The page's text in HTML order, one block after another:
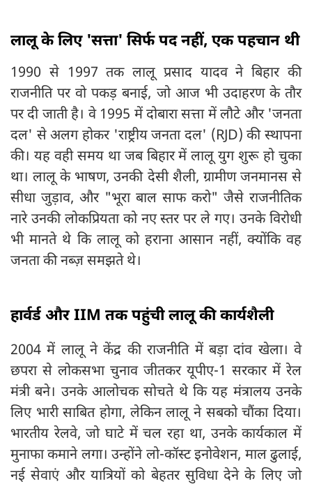
लालू के लिए 'सत्ता' सिर्फ पद नहीं, एक पहचान थी
1990 से 1997 तक लालू प्रसाद यादव ने बिहार की
राजनीति पर वो पकड़ बनाई, जो आज भी उदाहरण के तौर
पर दी जाती है। वे 1995 में दोबारा सत्ता में लौटे और 'जनता
दल' से अलग होकर 'राष्ट्रीय जनता दल' (RJD) की स्थापना
की। यह वही समय था जब बिहार में लालू युग शुरू हो चुका
था। लालू के भाषण, उनकी देसी शैली, ग्रामीण जनमानस से
सीधा जुड़ाव, और "भूरा बाल साफ करो" जैसे राजनीतिक
नारे उनकी लोकप्रियता को नए स्तर पर ले गए। उनके विरोधी
भी मानते थे कि लालू को हराना आसान नहीं, क्योंकि वह
जनता की नब्ज़ समझते थे।
हार्वर्ड और IIM तक पहुंची लालू की कार्यशैली
2004 में लालू ने केंद्र की राजनीति में बड़ा दांव खेला। वे
छपरा से लोकसभा चुनाव जीतकर यूपीए-1 सरकार में रेल
मंत्री बने। उनके आलोचक सोचते थे कि यह मंत्रालय उनके
लिए भारी साबित होगा, लेकिन लालू ने सबको चौंका दिया।
भारतीय रेलवे, जो घाटे में चल रहा था, उनके कार्यकाल में
मुनाफा कमाने लगा। उन्होंने लो-कॉस्ट इनोवेशन, माल ढुलाई,
नई सेवाएं और यात्रियों को बेहतर सुविधा देने के लिए जो